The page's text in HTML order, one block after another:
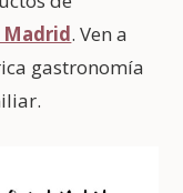
Madrid. Ven a
gastronomía